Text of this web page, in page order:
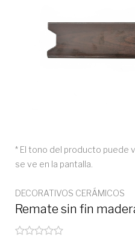
* El tono del producto puede
se ve en la pantalla.
DECORATIVOS CERÁMICOS
Remate sin fin